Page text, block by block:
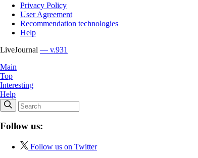
Privacy Policy
User Agreement
Recommendation technologies
Help
LiveJournal — v.931
Main
Top
Interesting
Help
Follow us:
Follow us on Twitter